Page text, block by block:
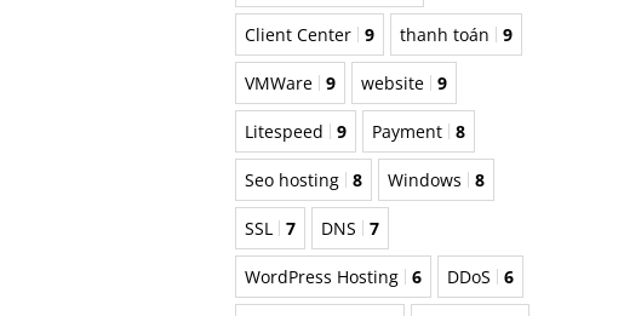
Client Center 9 thanh toán 9
VMWare 9 website 9
Litespeed 9 Payment 8
Seo hosting 8 Windows 8
SSL 7 DNS 7
WordPress Hosting 6 DDoS 6